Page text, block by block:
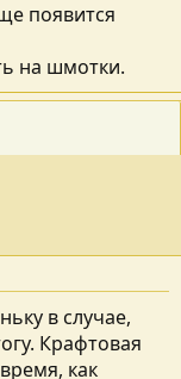
появится
на шмотки.
в случае,
Крафтовая
как